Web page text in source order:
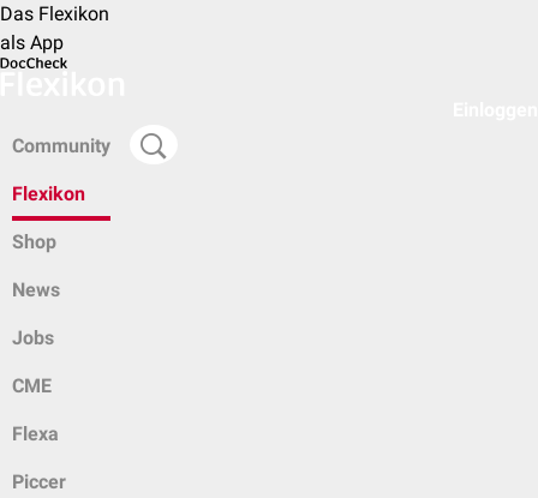
Das Flexikon
als App
Community
Flexikon
Shop
News
Jobs
CME
Flexa
Piccer